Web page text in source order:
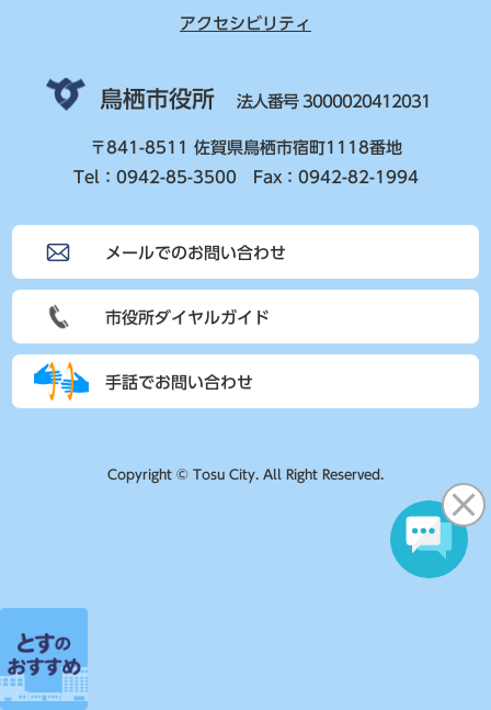
アクセシビリティ
鳥栖市役所 法人番号 3000020412031
〒841-8511 佐賀県鳥栖市宿町1118番地
Tel：0942-85-3500 Fax：0942-82-1994
メールでのお問い合わせ
市役所ダイヤルガイド
手話でお問い合わせ
Copyright © Tosu City. All Right Reserved.